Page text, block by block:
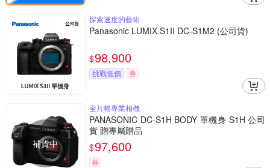
探索速度的藝術
Panasonic LUMIX S1II DC-S1M2 (公司貨)
$98,900
挑戰低價 券
補貨中
全片幅專業相機
PANASONIC DC-S1H BODY 單機身 S1H 公司
貨 贈專屬贈品
$97,600
券